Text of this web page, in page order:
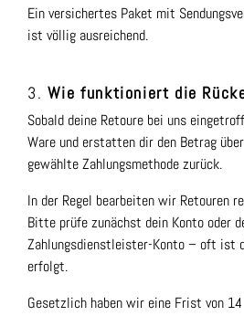
Ein versichertes Paket mit
ist völlig ausreichend.
3. Wie funktioniert die
Sobald deine Retoure bei uns
Ware und erstatten dir den Betrag
gewählte Zahlungsmethode zurück.
In der Regel bearbeiten wir Retouren
Bitte prüfe zunächst dein Konto oder
Zahlungsdienstleister-Konto – oft ist
erfolgt.
Gesetzlich haben wir eine Frist von 14